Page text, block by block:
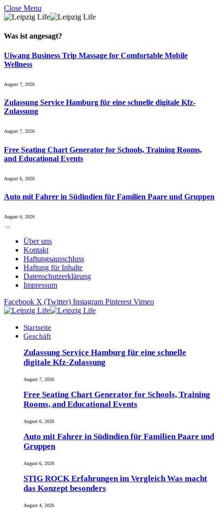
Close Menu
Was ist angesagt?
Uiwang Business Trip Massage for Comfortable Mobile
Wellness
August 7, 2026
Zulassung Service Hamburg für eine schnelle digitale Kfz-
Zulassung
August 7, 2026
Free Seating Chart Generator for Schools, Training Rooms,
and Educational Events
August 6, 2026
Auto mit Fahrer in Südindien für Familien Paare und Gruppen
August 6, 2026
Über uns
Kontakt
Haftungsausschluss
Haftung für Inhalte
Datenschutzerklärung
Impressum
Facebook X (Twitter) Instagram Pinterest Vimeo
Startseite
Geschäft
Zulassung Service Hamburg für eine schnelle
digitale Kfz-Zulassung
August 7, 2026
Free Seating Chart Generator for Schools, Training
Rooms, and Educational Events
August 6, 2026
Auto mit Fahrer in Südindien für Familien Paare und
Gruppen
August 6, 2026
STIG ROCK Erfahrungen im Vergleich Was macht
das Konzept besonders
August 4, 2026